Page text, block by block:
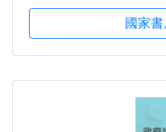
國家